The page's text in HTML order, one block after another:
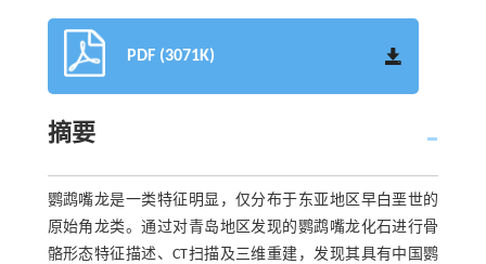
PDF (3071K)
摘要
鹦鹉嘴龙是一类特征明显，仅分布于东亚地区早白垩世的
原始角龙类。通过对青岛地区发现的鹦鹉嘴龙化石进行骨
骼形态特征描述、CT扫描及三维重建，发现其具有中国鹦